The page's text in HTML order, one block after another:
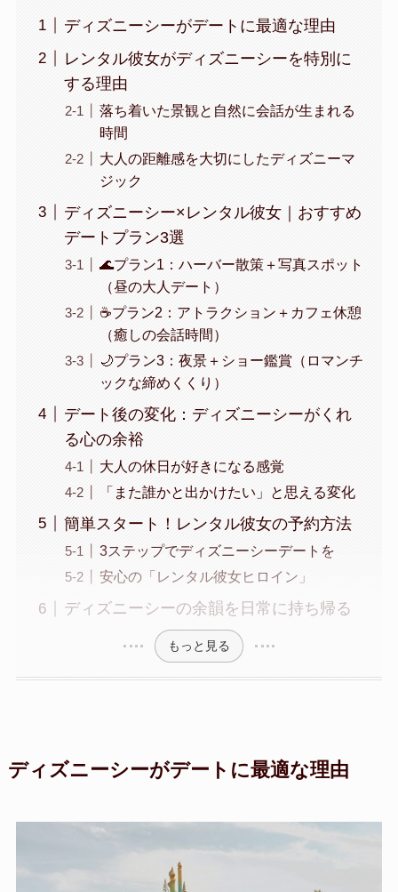
ディズニーシーがデートに最適な理由
レンタル彼女がディズニーシーを特別に
する理由
落ち着いた景観と自然に会話が生まれる
時間
大人の距離感を大切にしたディズニーマ
ジック
ディズニーシー×レンタル彼女｜おすすめ
デートプラン3選
🌊プラン1：ハーバー散策＋写真スポット
（昼の大人デート）
☕プラン2：アトラクション＋カフェ休憩
（癒しの会話時間）
🌙プラン3：夜景＋ショー鑑賞（ロマンチ
ックな締めくくり）
デート後の変化：ディズニーシーがくれ
る心の余裕
大人の休日が好きになる感覚
「また誰かと出かけたい」と思える変化
簡単スタート！レンタル彼女の予約方法
3ステップでディズニーシーデートを
安心の「レンタル彼女ヒロイン」
ディズニーシーの余韻を日常に持ち帰る
もっと見る
ディズニーシーがデートに最適な理由